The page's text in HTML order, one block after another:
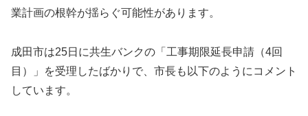
業計画の根幹が揺らぐ可能性があります。
成田市は25日に共生バンクの「工事期限延長申請（4回
目）」を受理したばかりで、市長も以下のようにコメント
しています。